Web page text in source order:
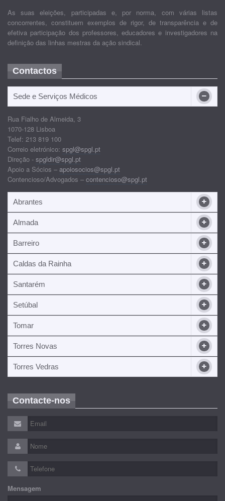
As suas eleições, participadas e, por norma, com várias listas
concorrentes, constituem exemplos de rigor, de transparência e de
efetiva participação dos professores, educadores e investigadores na
definição das linhas mestras da ação sindical.
Contactos
Sede e Serviços Médicos
Rua Fialho de Almeida, 3
1070-128 Lisboa
Telef: 213 819 100
Correio eletrónico: spgl@spgl.pt
Direção - spgldir@spgl.pt
Apoio a Sócios – apoiosocios@spgl.pt
Contencioso/Advogados – contencioso@spgl.pt
Abrantes
Almada
Barreiro
Caldas da Rainha
Santarém
Setúbal
Tomar
Torres Novas
Torres Vedras
Contacte-nos
Mensagem